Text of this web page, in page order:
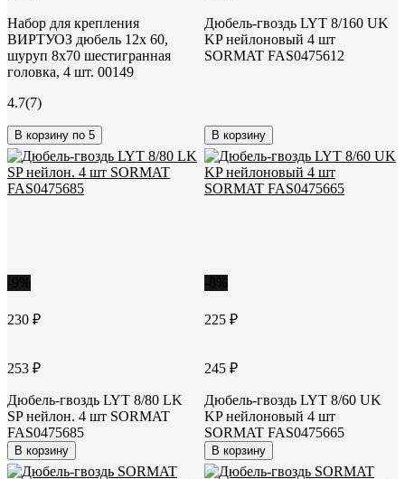
Набор для крепления
ВИРТУОЗ дюбель 12х 60,
шуруп 8х70 шестигранная
головка, 4 шт. 00149
4.7(7)
В корзину по 5
Дюбель-гвоздь LYT 8/160 UK
KP нейлоновый 4 шт
SORMAT FAS0475612
В корзину
230 ₽
253 ₽
Дюбель-гвоздь LYT 8/80 LK
SP нейлон. 4 шт SORMAT
FAS0475685
В корзину
225 ₽
245 ₽
Дюбель-гвоздь LYT 8/60 UK
KP нейлоновый 4 шт
SORMAT FAS0475665
В корзину